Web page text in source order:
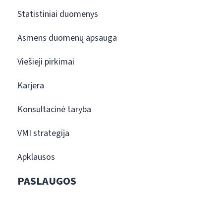
Statistiniai duomenys
Asmens duomenų apsauga
Viešieji pirkimai
Karjera
Konsultacinė taryba
VMI strategija
Apklausos
PASLAUGOS